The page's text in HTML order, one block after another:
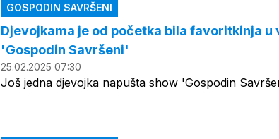
GOSPODIN SAVRŠENI
Djevojkama je od početka bila favoritkinja u
'Gospodin Savršeni'
25.02.2025 07:30
Još jedna djevojka napušta show 'Gospodin